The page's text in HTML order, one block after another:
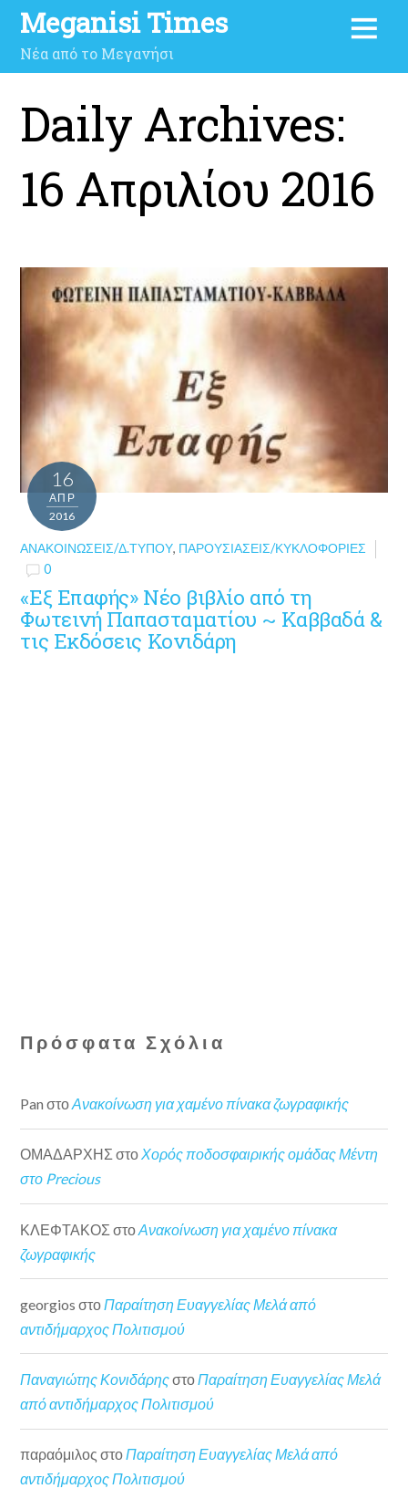
Meganisi Times
Νέα από το Μεγανήσι
Daily Archives:
16 Απριλίου 2016
16
ΑΠΡ
2016
ΑΝΑΚΟΙΝΏΣΕΙΣ/Δ.ΤΎΠΟΥ, ΠΑΡΟΥΣΙΆΣΕΙΣ/ΚΥΚΛΟΦΟΡΊΕΣ
0
«Εξ Επαφής» Νέο βιβλίο από τη
Φωτεινή Παπασταματίου ~ Καββαδά &
τις Εκδόσεις Κονιδάρη
Πρόσφατα Σχόλια
Pan στοΑνακοίνωση για χαμένο πίνακα ζωγραφικής
ΟΜΑΔΑΡΧΗΣ στοΧορός ποδοσφαιρικής ομάδας Μέντη
στο Precious
ΚΛΕΦΤΑΚΟΣ στοΑνακοίνωση για χαμένο πίνακα
ζωγραφικής
georgios στο Παραίτηση Ευαγγελίας Μελά από
αντιδήμαρχος Πολιτισμού
Παναγιώτης ΚονιδάρηςστοΠαραίτηση Ευαγγελίας Μελά
από αντιδήμαρχος Πολιτισμού
παραόμιλος στοΠαραίτηση Ευαγγελίας Μελά από
αντιδήμαρχος Πολιτισμού